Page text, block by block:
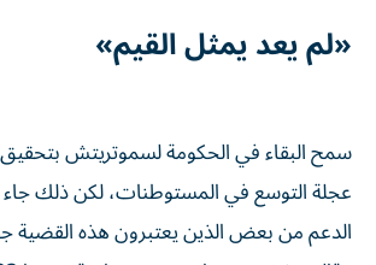
«لم يعد يمثل القيم»
سمح البقاء في الحكومة لسموتريتش
عجلة التوسع في المستوطنات، لكن ذلك
الدعم من بعض الذين يعتبرون هذه القضية